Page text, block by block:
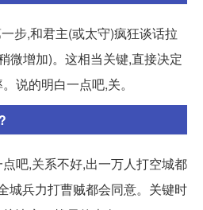
步,和君主(或太守)疯狂谈话拉
微增加)。这相当关键,直接决定
说的明白一点吧,关。
吧,关系不好,出一万人打空城都
城兵力打曹贼都会同意。关键时